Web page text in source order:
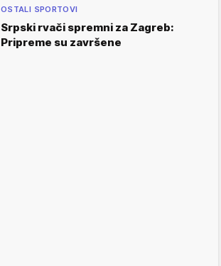
OSTALI SPORTOVI
Srpski rvači spremni za Zagreb:
Pripreme su završene